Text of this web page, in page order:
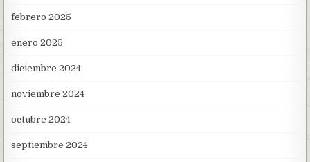
febrero 2025
enero 2025
diciembre 2024
noviembre 2024
octubre 2024
septiembre 2024